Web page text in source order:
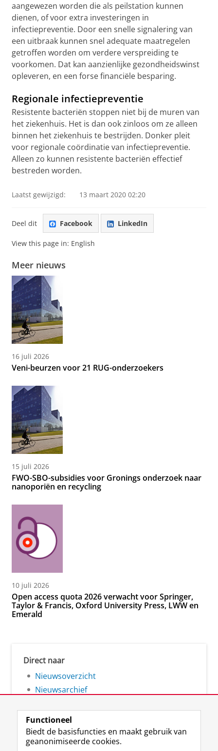
aangewezen worden die als peilstation kunnen
dienen, of voor extra investeringen in
infectiepreventie. Door een snelle signalering van
een uitbraak kunnen snel adequate maatregelen
getroffen worden om verdere verspreiding te
voorkomen. Dat kan aanzienlijke gezondheidswinst
opleveren, en een forse financiële besparing.
Regionale infectiepreventie
Resistente bacteriën stoppen niet bij de muren van
het ziekenhuis. Het is dan ook zinloos om ze alleen
binnen het ziekenhuis te bestrijden. Donker pleit
voor regionale coördinatie van infectiepreventie.
Alleen zo kunnen resistente bacteriën effectief
bestreden worden.
Laatst gewijzigd: 13 maart 2020 02:20
Deel dit Facebook LinkedIn
View this page in: English
Meer nieuws
16 juli 2026
Veni-beurzen voor 21 RUG-onderzoekers
15 juli 2026
FWO-SBO-subsidies voor Gronings onderzoek naar
nanoporiën en recycling
10 juli 2026
Open access quota 2026 verwacht voor Springer,
Taylor & Francis, Oxford University Press, LWW en
Emerald
Direct naar
Nieuwsoverzicht
Nieuwsarchief
Functioneel
Biedt de basisfuncties en maakt gebruik van
geanonimiseerde cookies.